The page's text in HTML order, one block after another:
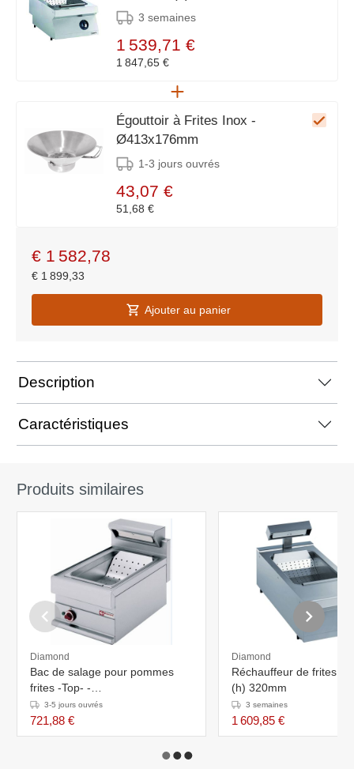
3 semaines
1 539,71 €
1 847,65 €
Égouttoir à Frites Inox -
Ø413x176mm
1-3 jours ouvrés
43,07 €
51,68 €
€ 1 582,78
€ 1 899,33
Ajouter au panier
Description
Caractéristiques
Produits similaires
Diamond
Bac de salage pour pommes
frites -Top- -
400x650x(h)280/470mm
3-5 jours ouvrés
721,88 €
Diamond
Réchauffeur de frites
(h) 320mm
3 semaines
1 609,85 €